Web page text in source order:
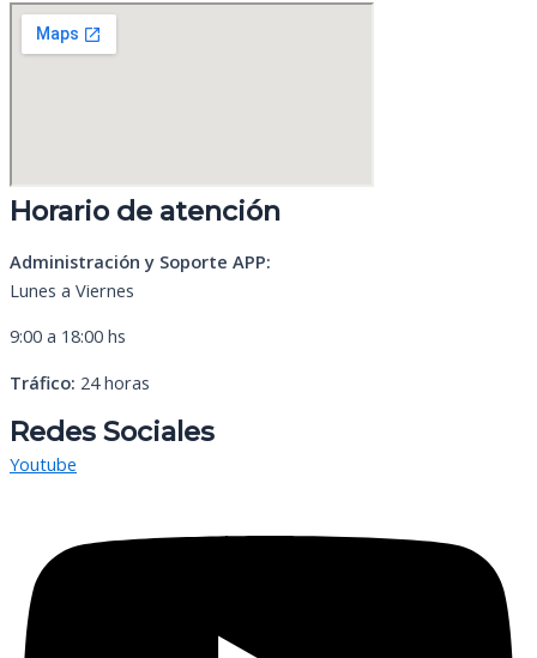
Horario de atención
Administración y Soporte APP:
Lunes a Viernes
9:00 a 18:00 hs
Tráfico: 24 horas
Redes Sociales
Youtube